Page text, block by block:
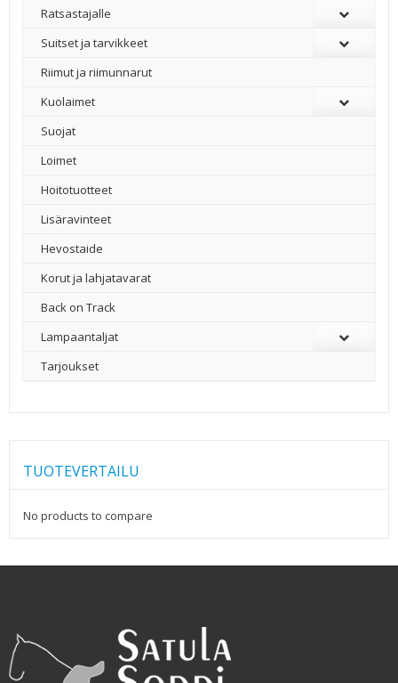
Ratsastajalle
Suitset ja tarvikkeet
Riimut ja riimunnarut
Kuolaimet
Suojat
Loimet
Hoitotuotteet
Lisäravinteet
Hevostaide
Korut ja lahjatavarat
Back on Track
Lampaantaljat
Tarjoukset
TUOTEVERTAILU
No products to compare